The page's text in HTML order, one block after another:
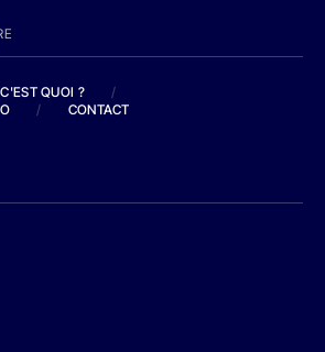
QUOI ?
/
/ CONTACT